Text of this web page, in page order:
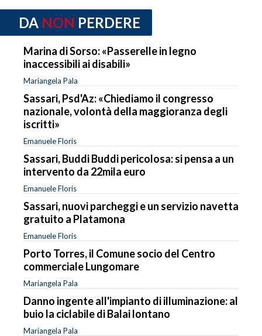
DA NON PERDERE
Marina di Sorso: «Passerelle in legno
inaccessibili ai disabili»
Mariangela Pala
Sassari, Psd'Az: «Chiediamo il congresso
nazionale, volontà della maggioranza degli
iscritti»
Emanuele Floris
Sassari, Buddi Buddi pericolosa: si pensa a un
intervento da 22mila euro
Emanuele Floris
Sassari, nuovi parcheggi e un servizio navetta
gratuito a Platamona
Emanuele Floris
Porto Torres, il Comune socio del Centro
commerciale Lungomare
Mariangela Pala
Danno ingente all'impianto di illuminazione: al
buio la ciclabile di Balai lontano
Mariangela Pala